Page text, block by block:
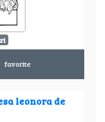
favorite
leonora de